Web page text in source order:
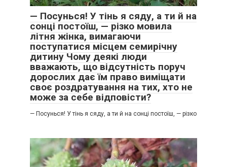
— Посунься! У тінь я сяду, а ти й на
сонці постоїш, — різко мовила
літня жінка, вимагаючи
поступатися місцем семирічну
дитину Чому деякі люди
вважають, що відсутність поруч
дорослих дає їм право виміщати
своє роздратування на тих, хто не
може за себе відповісти?
— Посунься! У тінь я сяду, а ти й на сонці постоїш, — різко